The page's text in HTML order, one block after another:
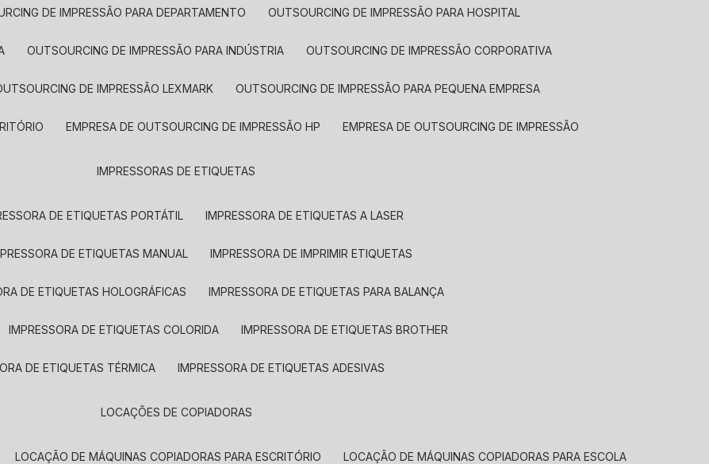
DE IMPRESSÃO PARA DEPARTAMENTO OUTSOURCING DE IMPRESSÃO PARA HOSPITAL
OUTSOURCING DE IMPRESSÃO PARA INDÚSTRIA OUTSOURCING DE IMPRESSÃO CORPORATIVA
OUTSOURCING DE IMPRESSÃO LEXMARK OUTSOURCING DE IMPRESSÃO PARA PEQUENA EMPRESA
EMPRESA DE OUTSOURCING DE IMPRESSÃO HP EMPRESA DE OUTSOURCING DE IMPRESSÃO
IMPRESSORAS DE ETIQUETAS
DE ETIQUETAS PORTÁTIL IMPRESSORA DE ETIQUETAS A LASER
DE ETIQUETAS MANUAL IMPRESSORA DE IMPRIMIR ETIQUETAS
DE ETIQUETAS HOLOGRÁFICAS IMPRESSORA DE ETIQUETAS PARA BALANÇA
IMPRESSORA DE ETIQUETAS COLORIDA IMPRESSORA DE ETIQUETAS BROTHER
DE ETIQUETAS TÉRMICA IMPRESSORA DE ETIQUETAS ADESIVAS
LOCAÇÕES DE COPIADORAS
LOCAÇÃO DE MÁQUINAS COPIADORAS PARA ESCRITÓRIO LOCAÇÃO DE MÁQUINAS COPIADORAS PARA ESCOLA